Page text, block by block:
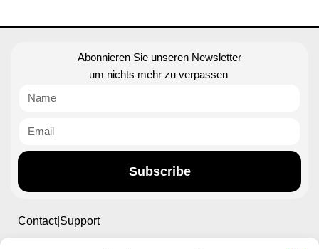
Abonnieren Sie unseren Newsletter
um nichts mehr zu verpassen
Subscribe
Contact|Support